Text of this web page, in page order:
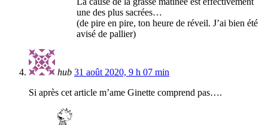
une des plus sacrées…
(de pire en pire, ton heure de réveil. J’ai bien été
avisé de pallier)
hub 31 août 2020, 9 h 07 min
Si après cet article m’ame Ginette comprend pas….